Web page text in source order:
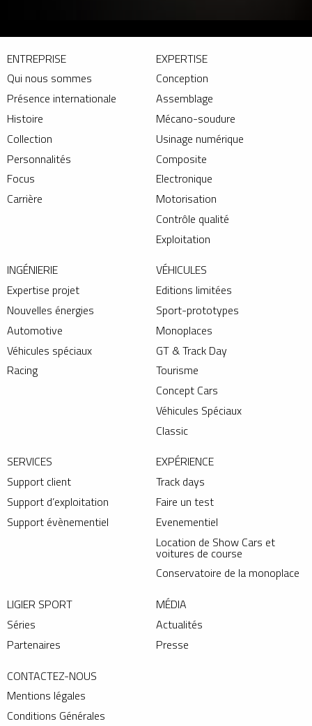
ENTREPRISE
Qui nous sommes
Présence internationale
Histoire
Collection
Personnalités
Focus
Carrière
EXPERTISE
Conception
Assemblage
Mécano-soudure
Usinage numérique
Composite
Electronique
Motorisation
Contrôle qualité
Exploitation
INGÉNIERIE
Expertise projet
Nouvelles énergies
Automotive
Véhicules spéciaux
Racing
VÉHICULES
Editions limitées
Sport-prototypes
Monoplaces
GT & Track Day
Tourisme
Concept Cars
Véhicules Spéciaux
Classic
SERVICES
Support client
Support d’exploitation
Support évènementiel
EXPÉRIENCE
Track days
Faire un test
Evenementiel
Location de Show Cars et
voitures de course
Conservatoire de la monoplace
LIGIER SPORT
Séries
Partenaires
MÉDIA
Actualités
Presse
CONTACTEZ-NOUS
Mentions légales
Conditions Générales